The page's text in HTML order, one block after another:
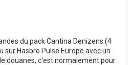
du pack Cantina Denizens (4
sur Hasbro Pulse Europe avec un
douanes, c'est normalement pour